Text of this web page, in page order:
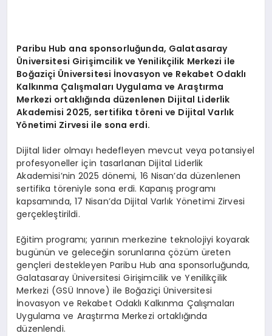
Paribu Hub ana sponsorluğunda, Galatasaray
Üniversitesi Girişimcilik ve Yenilikçilik Merkezi ile
Boğaziçi Üniversitesi İnovasyon ve Rekabet Odaklı
Kalkınma Çalışmaları Uygulama ve Araştırma
Merkezi ortaklığında düzenlenen Dijital Liderlik
Akademisi 2025, sertifika töreni ve Dijital Varlık
Yönetimi Zirvesi ile sona erdi.
Dijital lider olmayı hedefleyen mevcut veya potansiyel
profesyoneller için tasarlanan Dijital Liderlik
Akademisi’nin 2025 dönemi, 16 Nisan’da düzenlenen
sertifika töreniyle sona erdi. Kapanış programı
kapsamında, 17 Nisan’da Dijital Varlık Yönetimi Zirvesi
gerçekleştirildi.
Eğitim programı; yarının merkezine teknolojiyi koyarak
bugünün ve geleceğin sorunlarına çözüm üreten
gençleri destekleyen Paribu Hub ana sponsorluğunda,
Galatasaray Üniversitesi Girişimcilik ve Yenilikçilik
Merkezi (GSÜ Innove) ile Boğaziçi Üniversitesi
İnovasyon ve Rekabet Odaklı Kalkınma Çalışmaları
Uygulama ve Araştırma Merkezi ortaklığında
düzenlendi.